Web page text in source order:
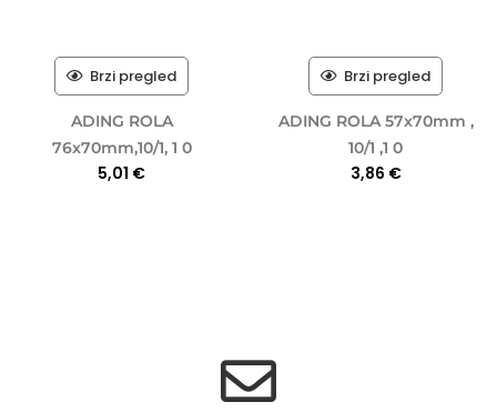
Brzi pregled
ADING ROLA
76x70mm,10/1, 1 0
5,01 €
Brzi pregled
ADING ROLA 57x70mm ,
10/1 ,1 0
3,86 €